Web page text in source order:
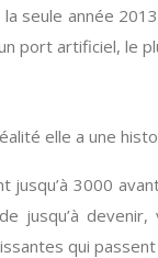
seule année
port artificiel, le
elle a une
3000
jusqu’à
qui